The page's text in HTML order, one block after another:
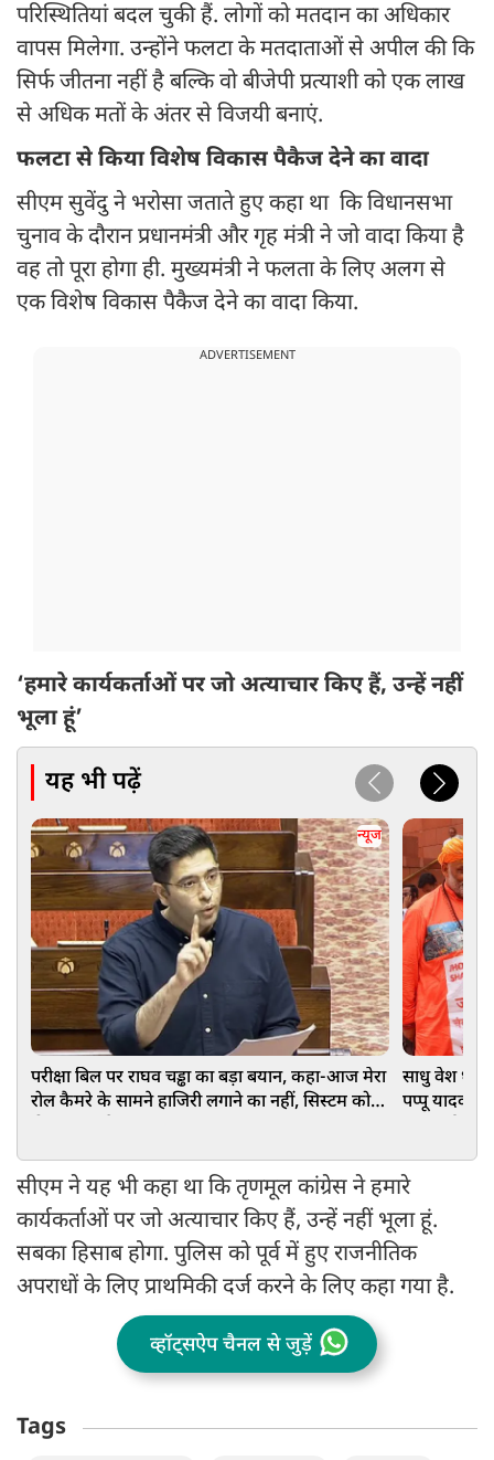
परिस्थितियां बदल चुकी हैं. लोगों को मतदान का अधिकार
वापस मिलेगा. उन्होंने फलटा के मतदाताओं से अपील की कि
सिर्फ जीतना नहीं है बल्कि वो बीजेपी प्रत्याशी को एक लाख
से अधिक मतों के अंतर से विजयी बनाएं.
फलटा से किया विशेष विकास पैकैज देने का वादा
सीएम सुवेंदु ने भरोसा जताते हुए कहा था कि विधानसभा
चुनाव के दौरान प्रधानमंत्री और गृह मंत्री ने जो वादा किया है
वह तो पूरा होगा ही. मुख्यमंत्री ने फलता के लिए अलग से
एक विशेष विकास पैकैज देने का वादा किया.
ADVERTISEMENT
‘हमारे कार्यकर्ताओं पर जो अत्याचार किए हैं, उन्हें नहीं
भूला हूं’
यह भी पढ़ें
न्यूज
परीक्षा बिल पर राघव चड्ढा का बड़ा बयान, कहा-आज मेरा
रोल कैमरे के सामने हाजिरी लगाने का नहीं, सिस्टम को
साधु वेश
पप्‍पू यादव,
सीएम ने यह भी कहा था कि तृणमूल कांग्रेस ने हमारे
कार्यकर्ताओं पर जो अत्याचार किए हैं, उन्हें नहीं भूला हूं.
सबका हिसाब होगा. पुलिस को पूर्व में हुए राजनीतिक
अपराधों के लिए प्राथमिकी दर्ज करने के लिए कहा गया है.
व्हॉट्सऐप चैनल से जुड़ें
Tags